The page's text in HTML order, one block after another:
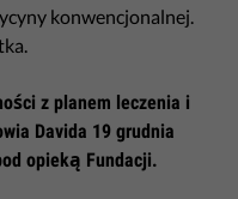
konwencjonalnej.
z planem leczenia i
Davida 19 grudnia
opieką Fundacji.